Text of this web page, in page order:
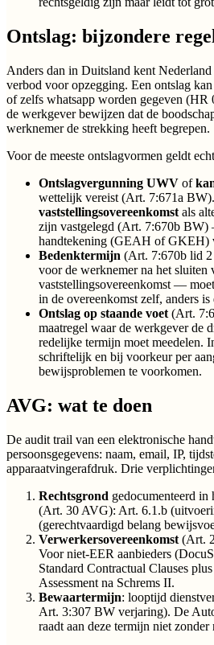
Ontslag: bijzondere
Anders dan in Duitsland kent
verbod voor opzegging. Een ontslag
of zelfs whatsapp worden gegeven (HR
de werkgever bewijzen dat de
werknemer de strekking heeft begrepen.
Voor de meeste ontslagvormen geldt
Ontslagvergunning UWV of
wettelijk vereist (Art. 7:671a
vaststellingsovereenkomst als
zijn vastgelegd (Art. 7:670b
handtekening (GEAH of GKEH)
Bedenktermijn (Art. 7:670b lid
voor de werknemer na het sluiten
vaststellingsovereenkomst —
in de overeenkomst zelf, anders
Ontslag op staande voet (Art.
maatregel waar de werkgever de
redelijke termijn moet meedelen.
schriftelijk en bij voorkeur per
bewijsproblemen te voorkomen.
AVG: wat te doen
De audit trail van een elektronische
persoonsgegevens: naam, email, IP,
apparaatvingerafdruk. Drie
Rechtsgrond gedocumenteerd in
(Art. 30 AVG): Art. 6.1.b
(gerechtvaardigd belang
Verwerkersovereenkomst (Art.
Voor niet-EER aanbieders
Standard Contractual Clauses
Assessment na Schrems II.
Bewaartermijn: looptijd
Art. 3:307 BW verjaring). De
raadt aan deze termijn niet